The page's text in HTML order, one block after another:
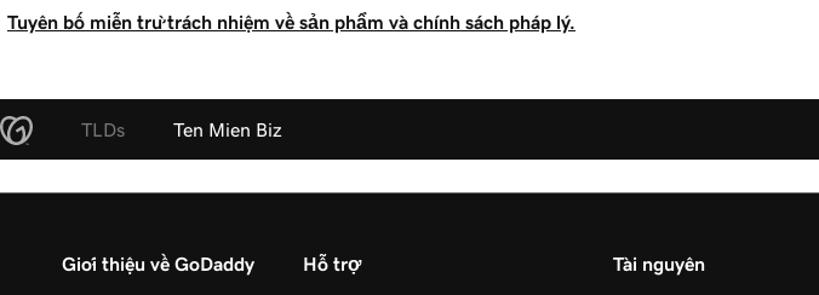
Tuyên bố miễn trừ trách nhiệm về sản phẩm và chính sách pháp lý.
TLDs Ten Mien Biz
Giới thiệu về GoDaddy Hỗ trợ Tài nguyên